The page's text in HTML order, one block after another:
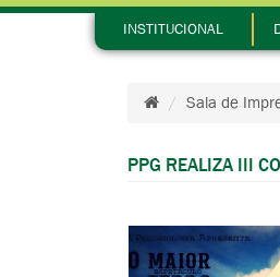
INSTITUCIONAL
Sala de
PPG REALIZA III